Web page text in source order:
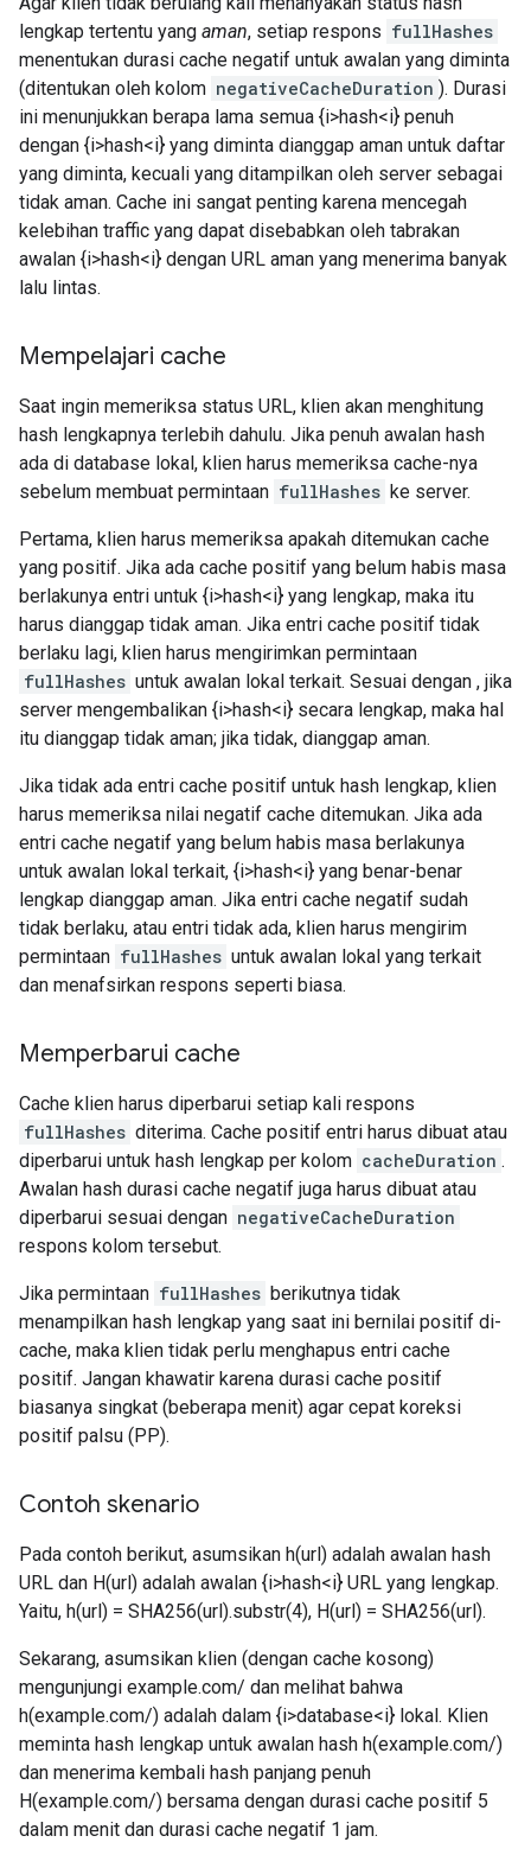
lengkap tertentu yang aman, setiap respons fullHashes
menentukan durasi cache negatif untuk awalan yang diminta
(ditentukan oleh kolom negativeCacheDuration ). Durasi
ini menunjukkan berapa lama semua {i>hash<i} penuh
dengan {i>hash<i} yang diminta dianggap aman untuk daftar
yang diminta, kecuali yang ditampilkan oleh server sebagai
tidak aman. Cache ini sangat penting karena mencegah
kelebihan traffic yang dapat disebabkan oleh tabrakan
awalan {i>hash<i} dengan URL aman yang menerima banyak
lalu lintas.
Mempelajari cache
Saat ingin memeriksa status URL, klien akan menghitung
hash lengkapnya terlebih dahulu. Jika penuh awalan hash
ada di database lokal, klien harus memeriksa cache-nya
sebelum membuat permintaan fullHashes ke server.
Pertama, klien harus memeriksa apakah ditemukan cache
yang positif. Jika ada cache positif yang belum habis masa
berlakunya entri untuk {i>hash<i} yang lengkap, maka itu
harus dianggap tidak aman. Jika entri cache positif tidak
berlaku lagi, klien harus mengirimkan permintaan
fullHashes untuk awalan lokal terkait. Sesuai dengan , jika
server mengembalikan {i>hash<i} secara lengkap, maka hal
itu dianggap tidak aman; jika tidak, dianggap aman.
Jika tidak ada entri cache positif untuk hash lengkap, klien
harus memeriksa nilai negatif cache ditemukan. Jika ada
entri cache negatif yang belum habis masa berlakunya
untuk awalan lokal terkait, {i>hash<i} yang benar-benar
lengkap dianggap aman. Jika entri cache negatif sudah
tidak berlaku, atau entri tidak ada, klien harus mengirim
permintaan fullHashes untuk awalan lokal yang terkait
dan menafsirkan respons seperti biasa.
Memperbarui cache
Cache klien harus diperbarui setiap kali respons
fullHashes diterima. Cache positif entri harus dibuat atau
diperbarui untuk hash lengkap per kolom cacheDuration .
Awalan hash durasi cache negatif juga harus dibuat atau
diperbarui sesuai dengan negativeCacheDuration
respons kolom tersebut.
Jika permintaan fullHashes berikutnya tidak
menampilkan hash lengkap yang saat ini bernilai positif di-
cache, maka klien tidak perlu menghapus entri cache
positif. Jangan khawatir karena durasi cache positif
biasanya singkat (beberapa menit) agar cepat koreksi
positif palsu (PP).
Contoh skenario
Pada contoh berikut, asumsikan h(url) adalah awalan hash
URL dan H(url) adalah awalan {i>hash<i} URL yang lengkap.
Yaitu, h(url) = SHA256(url).substr(4), H(url) = SHA256(url).
Sekarang, asumsikan klien (dengan cache kosong)
mengunjungi example.com/ dan melihat bahwa
h(example.com/) adalah dalam {i>database<i} lokal. Klien
meminta hash lengkap untuk awalan hash h(example.com/)
dan menerima kembali hash panjang penuh
H(example.com/) bersama dengan durasi cache positif 5
dalam menit dan durasi cache negatif 1 jam.